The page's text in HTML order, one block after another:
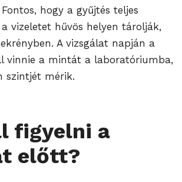
hogy a gyűjtés teljes
vizeletet hűvös helyen tárolják,
A vizsgálat napján a
vinnie a mintát a laboratóriumba,
szintjét mérik.
figyelni a
előtt?